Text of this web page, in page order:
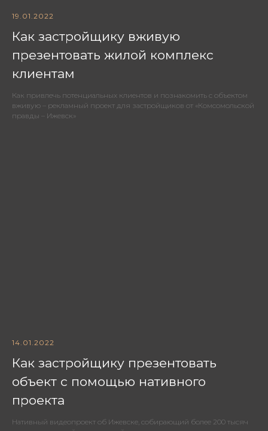
19.01.2022
Как застройщику вживую
презентовать жилой комплекс
клиентам
Как привлечь потенциальных клиентов и познакомить с объектом
вживую – рекламный проект для застройщиков от «Комсомольской
правды – Ижевск»
14.01.2022
Как застройщику презентовать
объект с помощью нативного
проекта
Нативный видеопроект об Ижевске, собирающий более 200 тысяч